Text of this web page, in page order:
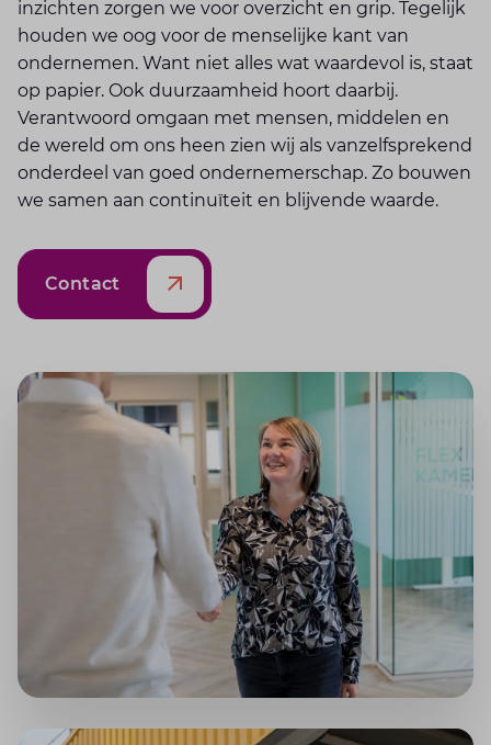
inzichten zorgen we voor overzicht en grip. Tegelijk
houden we oog voor de menselijke kant van
ondernemen. Want niet alles wat waardevol is, staat
op papier. Ook duurzaamheid hoort daarbij.
Verantwoord omgaan met mensen, middelen en
de wereld om ons heen zien wij als vanzelfsprekend
onderdeel van goed ondernemerschap. Zo bouwen
we samen aan continuïteit en blijvende waarde.
Contact